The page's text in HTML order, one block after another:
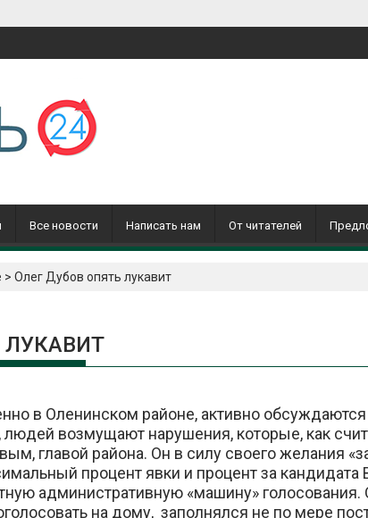
Все новости Написать нам От читателей
> Олег Дубов опять лукавит
ЛУКАВИТ
в Оленинском районе, активно
возмущают нарушения, которые, как
главой района. Он в силу своего желания
процент явки и процент за кандидата
административную «машину» голосования.
на дому, заполнялся не по мере